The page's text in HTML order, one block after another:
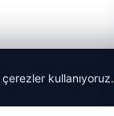
kullanıyoruz.